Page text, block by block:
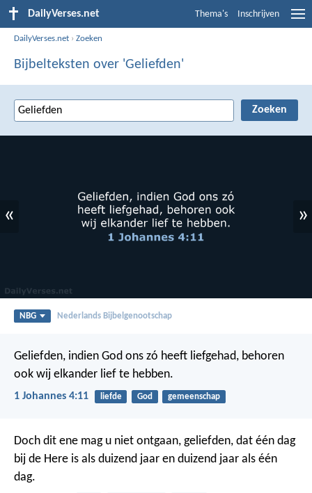
DailyVerses.net Thema's Inschrijven
DailyVerses.net ›Zoeken
Bijbelteksten over 'Geliefden'
« »
NBG Nederlands Bijbelgenootschap
Geliefden, indien God ons zó heeft liefgehad, behoren
ook wij elkander lief te hebben.
1 Johannes 4:11 liefde God gemeenschap
Doch dit ene mag u niet ontgaan, geliefden, dat één dag
bij de Here is als duizend jaar en duizend jaar als één
dag.